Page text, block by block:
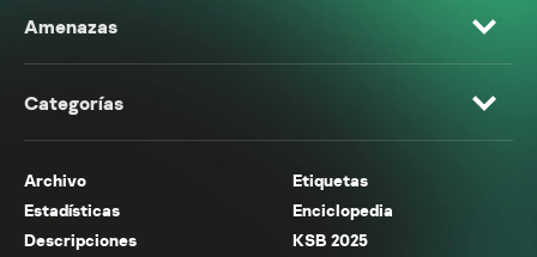
Amenazas
Categorías
Archivo
Etiquetas
Estadísticas
Enciclopedia
Descripciones
KSB 2025